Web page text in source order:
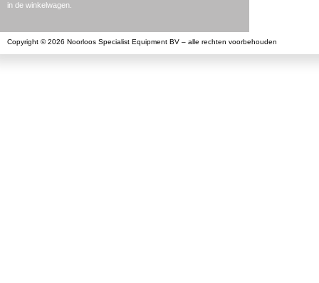
in de winkelwagen.
Copyright © 2026 Noorloos Specialist Equipment BV – alle rechten voorbehouden